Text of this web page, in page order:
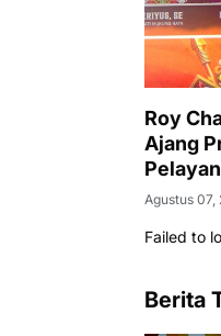
Roy
Ajang
Agustus 07,
Failed to
Berita